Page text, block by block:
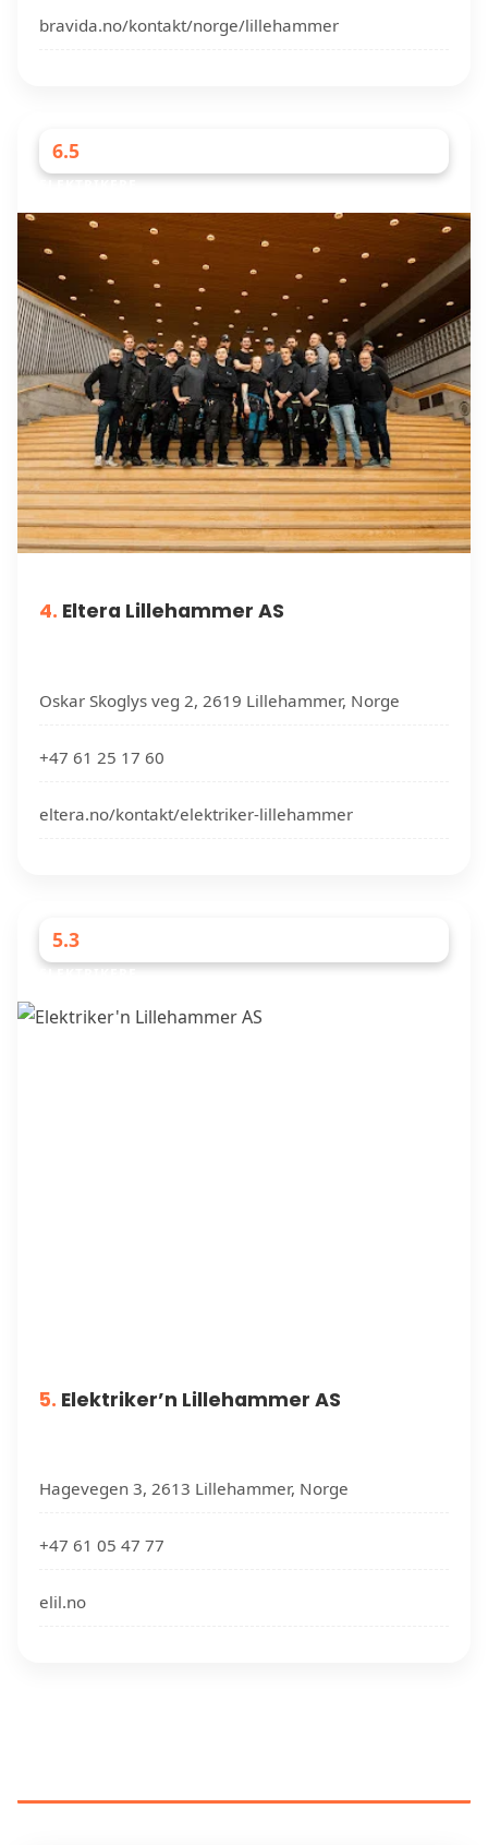
bravida.no/kontakt/norge/lillehammer
6.5
4. Eltera Lillehammer AS
Oskar Skoglys veg 2, 2619 Lillehammer, Norge
+47 61 25 17 60
eltera.no/kontakt/elektriker-lillehammer
5.3
5. Elektriker’n Lillehammer AS
Hagevegen 3, 2613 Lillehammer, Norge
+47 61 05 47 77
elil.no